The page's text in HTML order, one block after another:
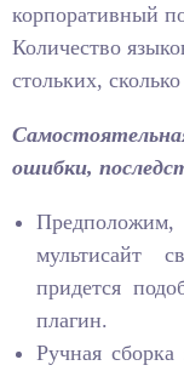
корпоративный
Количество
стольких,
ошибки,
мультисайт
придется
плагин.
Ручная сборка